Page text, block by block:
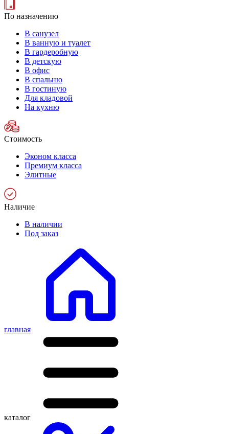
По назначению
В санузел
В ванную и туалет
В гардеробную
В детскую
В офис
В спальню
В гостиную
Для кладовой
На кухню
Стоимость
Эконом класса
Премиум класса
Элитные
Наличие
В наличии
Под заказ
главная
каталог